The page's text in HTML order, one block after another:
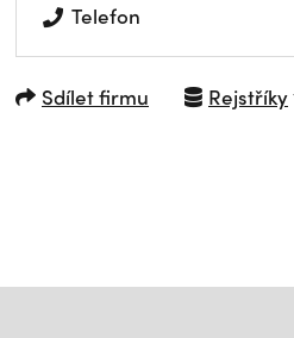
Telefon
Sdílet firmu Rejstříky